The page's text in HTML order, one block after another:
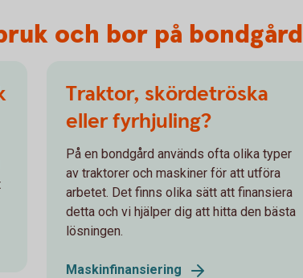
och bor på bondgård
Traktor, skördetröska
eller fyrhjuling?
På en bondgård används ofta olika typer
av traktorer och maskiner för att utföra
arbetet. Det finns olika sätt att finansiera
detta och vi hjälper dig att hitta den bästa
lösningen.
Maskinfinansiering